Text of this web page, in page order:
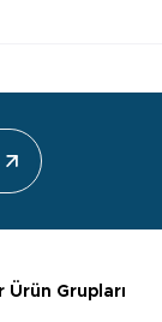
Ürün Grupları